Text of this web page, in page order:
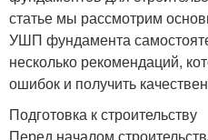
статье мы рассмотрим
УШП фундамента
несколько рекомендаций,
ошибок и получить
Подготовка к строительству